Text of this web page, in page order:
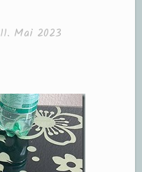
11. Mai 2023